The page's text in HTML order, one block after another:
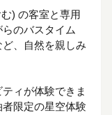
) の客室と専用
のバスタイム
、自然を親しみ
ィが体験できま
限定の星空体験